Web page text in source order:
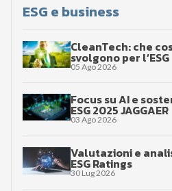
ESG e business
CleanTech: che
svolgono per l’ESG
05 Ago 2026
Focus su AI e
ESG 2025 JAGGAER
03 Ago 2026
Valutazioni e
ESG Ratings
30 Lug 2026